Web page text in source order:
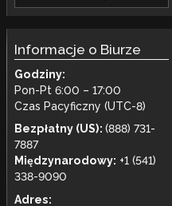
Informacje o Biurze
Godziny:
Pon-Pt 6:00 – 17:00
Czas Pacyficzny (UTC-8)
Bezpłatny (US): (888) 731-
7887
Międzynarodowy: +1 (541)
338-9090
Adres: